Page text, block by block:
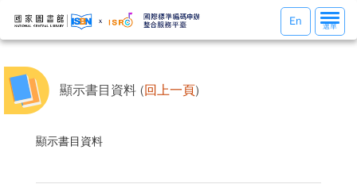
選
單
選單
En
顯示書目資料 (回上一頁)
顯示書目資料